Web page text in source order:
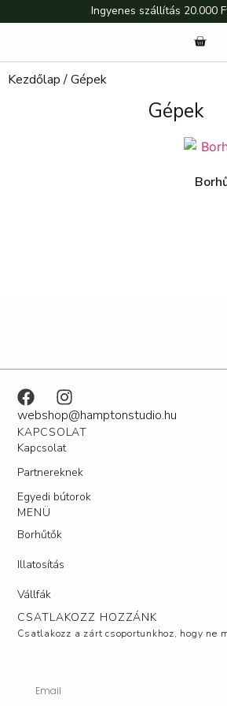
Ingyenes szállítás 20.000
Kezdőlap/ Gépek
Gépek
webshop@hamptonstudio.hu
KAPCSOLAT
Kapcsolat
Partnereknek
Egyedi bútorok
MENÜ
Borhűtők
Illatosítás
Vállfák
CSATLAKOZZ HOZZÁNK
Csatlakozz a zárt csoportunkhoz, hogy ne